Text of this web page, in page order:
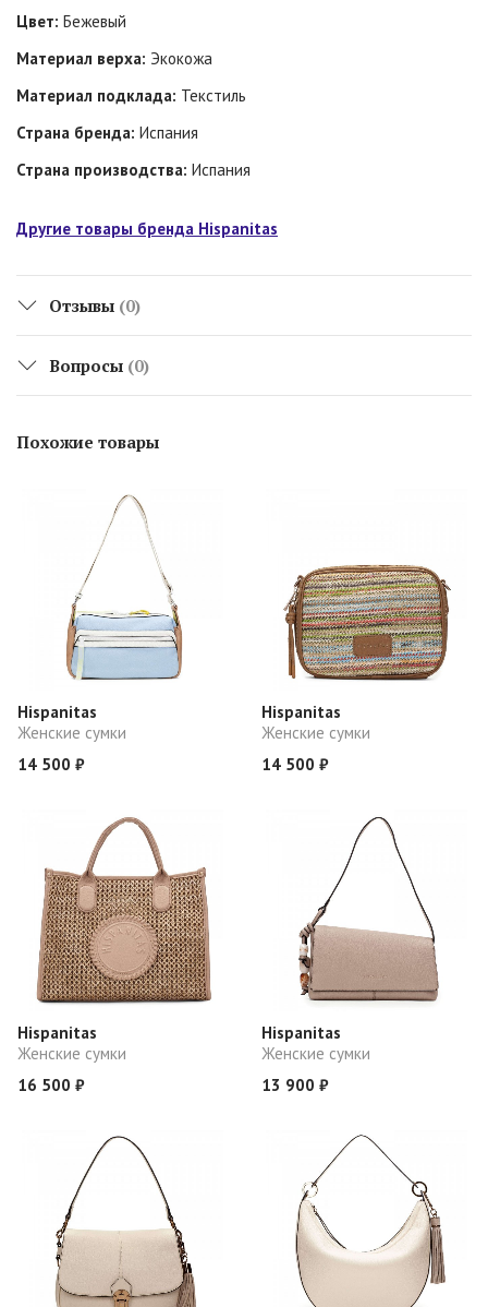
Цвет: Бежевый
Материал верха: Экокожа
Материал подклада: Текстиль
Страна бренда: Испания
Страна производства: Испания
Другие товары бренда Hispanitas
Отзывы (0)
Вопросы (0)
Похожие товары
Hispanitas
Женские сумки
14 500 ₽
Hispanitas
Женские сумки
14 500 ₽
Hispanitas
Женские сумки
16 500 ₽
Hispanitas
Женские сумки
13 900 ₽